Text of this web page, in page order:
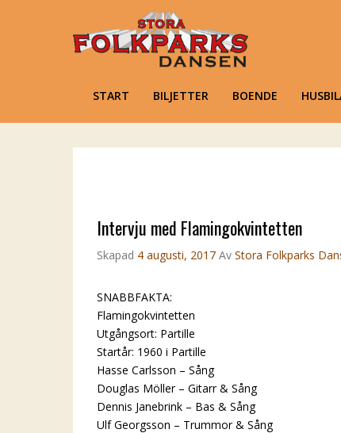
Karlsholme Folkets Park,
Primary Menu
Skip to content
START BILJETTER BOENDE
Intervju med Flamingokvintetten
Skapad 4 augusti, 2017 Av Stora Folkparks
SNABBFAKTA:
Flamingokvintetten
Utgångsort: Partille
Startår: 1960 i Partille
Hasse Carlsson – Sång
Douglas Möller – Gitarr & Sång
Dennis Janebrink – Bas & Sång
Ulf Georgsson – Trummor & Sång